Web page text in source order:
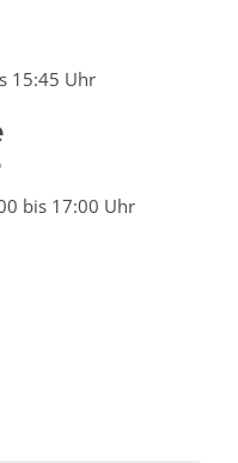
15:45 Uhr
bis 17:00 Uhr